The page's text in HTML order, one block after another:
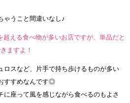
ゃうこと間違いなし♪
超える食べ物が多いお店ですが、単品だと
ますよ！
ロスなど、片手で持ち歩けるものが多い
すすめなんです◎
に座って風を感じながら食べるのもよさ